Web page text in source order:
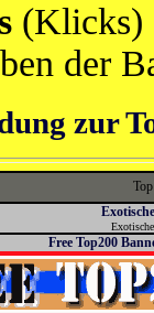
(Klicks)
der
zur
Free Top200